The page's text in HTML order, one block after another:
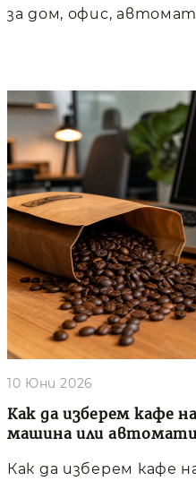
за дом, офис,
Как да изберем кафе
машина или
10 Юни 2026
Как да изберем кафе